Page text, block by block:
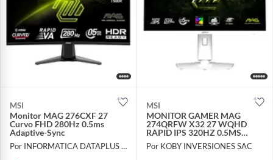
MSI
Monitor MAG 276CXF 27
Curvo FHD 280Hz 0.5ms
Adaptive-Sync
Por INFORMATICA DATAPLUS SAC
MSI
MONITOR GAMER MAG
274QRFW X32 27 WQHD
RAPID IPS 320HZ 0.5MS
BLANCO
Por KOBY INVERSIONES SAC